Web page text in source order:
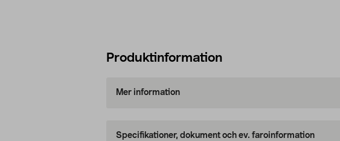
Produktinformation
Mer information
Specifikationer, dokument och ev. faroinformation